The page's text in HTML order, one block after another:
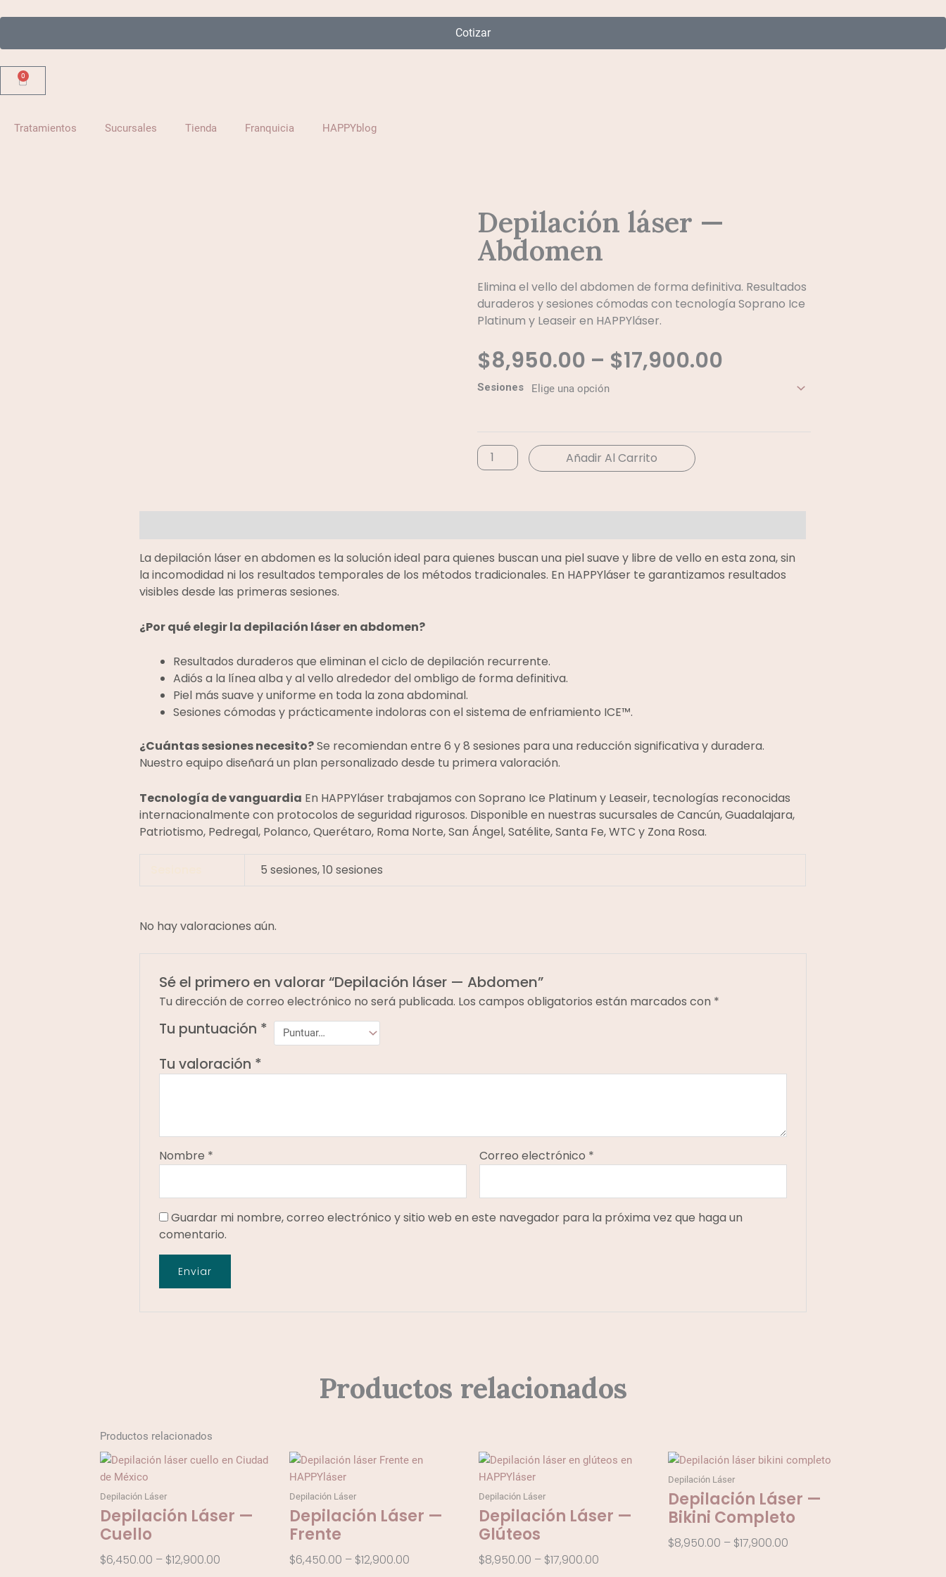
Cotizar
0
Carrito
Tratamientos Sucursales Tienda Franquicia HAPPYblog
Depilación láser —
Abdomen
Elimina el vello del abdomen de forma definitiva. Resultados
duraderos y sesiones cómodas con tecnología Soprano Ice
Platinum y Leaseir en HAPPYláser.
$8,950.00 – $17,900.00Price
Sesiones
Depilación
cantidad
Añadir Al Carrito
La depilación láser en abdomen es la solución ideal para quienes buscan una piel suave y libre de vello en esta zona, sin
la incomodidad ni los resultados temporales de los métodos tradicionales. En HAPPYláser te garantizamos resultados
visibles desde las primeras sesiones.
¿Por qué elegir la depilación láser en abdomen?
Resultados duraderos que eliminan el ciclo de depilación recurrente.
Adiós a la línea alba y al vello alrededor del ombligo de forma definitiva.
Piel más suave y uniforme en toda la zona abdominal.
Sesiones cómodas y prácticamente indoloras con el sistema de enfriamiento ICE™.
¿Cuántas sesiones necesito?Se recomiendan entre 6 y 8 sesiones para una reducción significativa y duradera.
Nuestro equipo diseñará un plan personalizado desde tu primera valoración.
Tecnología de vanguardia En HAPPYláser trabajamos con Soprano Ice Platinum y Leaseir, tecnologías reconocidas
internacionalmente con protocolos de seguridad rigurosos. Disponible en nuestras sucursales de Cancún, Guadalajara,
Patriotismo, Pedregal, Polanco, Querétaro, Roma Norte, San Ángel, Satélite, Santa Fe, WTC y Zona Rosa.
5 sesiones, 10 sesiones
No hay valoraciones aún.
Sé el primero en valorar “Depilación láser — Abdomen”
Tu dirección de correo electrónico no será publicada. Los campos obligatorios están marcados con *
Tu puntuación *
Tu valoración *
Nombre * Correo electrónico *
Guardar mi nombre, correo electrónico y sitio web en este navegador para la próxima vez que haga un
comentario.
Productos relacionados
Productos relacionados
Depilación Láser
Depilación Láser —
Cuello
$6,450.00 – $12,900.00
Price
through
$12,900.00
Depilación Láser
Depilación Láser —
Frente
$6,450.00 – $12,900.00
Price
through
$12,900.00
Depilación Láser
Depilación Láser —
Glúteos
$8,950.00 – $17,900.00
Price
through
$17,900.00
Depilación Láser
Depilación Láser —
Bikini Completo
$8,950.00 – $17,900.00
Price
$8,950.00
through
$17,900.00